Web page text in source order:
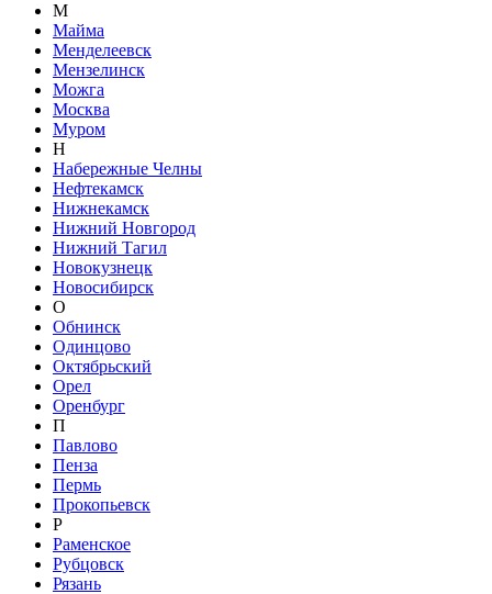
М
Майма
Менделеевск
Мензелинск
Можга
Москва
Муром
Н
Набережные Челны
Нефтекамск
Нижнекамск
Нижний Новгород
Нижний Тагил
Новокузнецк
Новосибирск
О
Обнинск
Одинцово
Октябрьский
Орел
Оренбург
П
Павлово
Пенза
Пермь
Прокопьевск
Р
Раменское
Рубцовск
Рязань